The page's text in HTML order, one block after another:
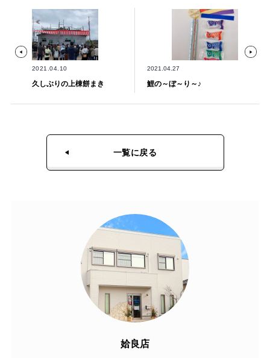
2021.04.10
久しぶりの上棟餅まき
2021.04.27
鯉の～ぼ～り～♪
一覧に戻る
姶良店